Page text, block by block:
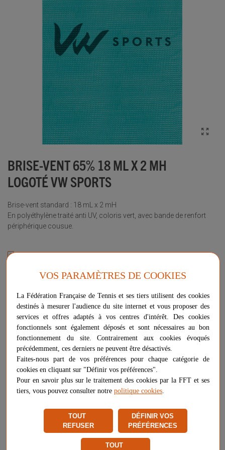
BRISE-VENT 65% 18 ML X 2 MH
LOGOTÉ VW SPORTS
Brise-vent standard : 18 mL x 2 mH
En polyéthylène traité anti UV, coloris vert, avec bande de renfort
périphérique cousue.
Plus d'informations sur ce produit
vert
Longueur
194,90 €
- +
AJOUTER AU PANIER
Livraison gratuite
entre le 11/08 et le 18/08
VOS PARAMÈTRES DE COOKIES
La Fédération Française de Tennis et ses tiers utilisent des cookies
destinés à mesurer l'audience du site internet et vous proposer des
services et offres adaptés à vos centres d'intérêt. Des cookies
fonctionnels sont également déposés et sont nécessaires au bon
fonctionnement du site. Contrairement aux cookies évoqués
précédemment, ces derniers ne peuvent être désactivés.
Faites-nous part de vos préférences pour chaque catégorie de
cookies en cliquant sur "Définir vos préférences".
Pour en savoir plus sur le traitement des cookies par la FFT et ses
tiers, vous pouvez consulter notre politique cookies
TOUT
REFUSER
DÉFINIR VOS
PRÉFÉRENCES
TOUT